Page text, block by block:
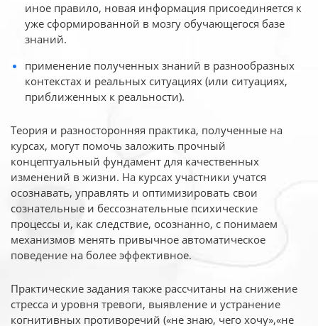
иное правило, новая информация присоединяется к
уже сформированной в мозгу обучающегося базе
знаний.
применение полученных знаний в разнообразных
контекстах и реальных ситуациях (или ситуациях,
приближенных к реальности).
Теория и разносторонняя практика, полученные на
курсах, могут помочь заложить прочный
концептуальный фундамент для качественных
изменений в жизни. На курсах участники учатся
осознавать, управлять и оптимизировать свои
сознательные и бессознательные психические
процессы и, как следствие, осознанно, с понимаем
механизмов менять привычное автоматическое
поведение на более эффективное.
Практические задания также рассчитаны на снижение
стресса и уровня тревоги, выявление и устранение
когнитивных противоречий («не знаю, чего хочу»,«не